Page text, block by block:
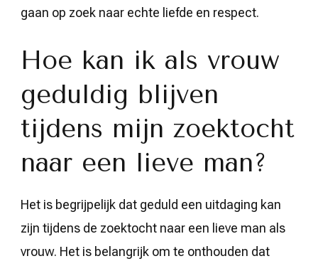
gaan op zoek naar echte liefde en respect.
Hoe kan ik als vrouw
geduldig blijven
tijdens mijn zoektocht
naar een lieve man?
Het is begrijpelijk dat geduld een uitdaging kan
zijn tijdens de zoektocht naar een lieve man als
vrouw. Het is belangrijk om te onthouden dat